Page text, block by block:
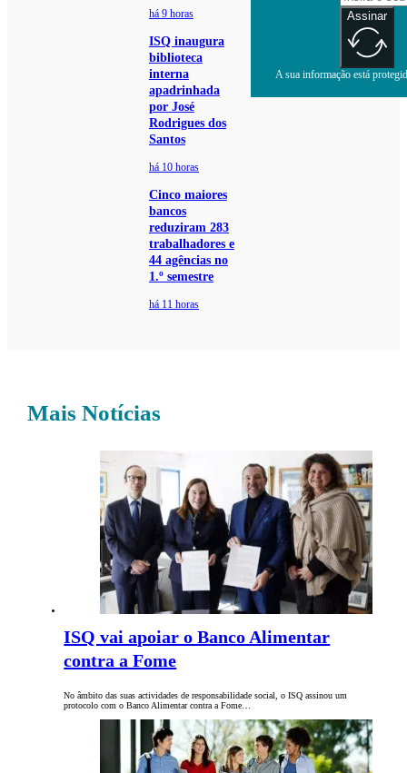
há 9 horas
ISQ inaugura
biblioteca
interna
apadrinhada
por José
Rodrigues dos
Santos
há 10 horas
Cinco maiores
bancos
reduziram 283
trabalhadores e
44 agências no
1.º semestre
há 11 horas
Assinar
A sua informação está
Mais Notícias
ISQ vai apoiar o Banco Alimentar
contra a Fome
No âmbito das suas actividades de responsabilidade social, o ISQ assinou um
protocolo com o Banco Alimentar contra a Fome…